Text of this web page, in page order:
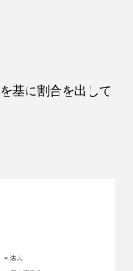
を基に割合を出して